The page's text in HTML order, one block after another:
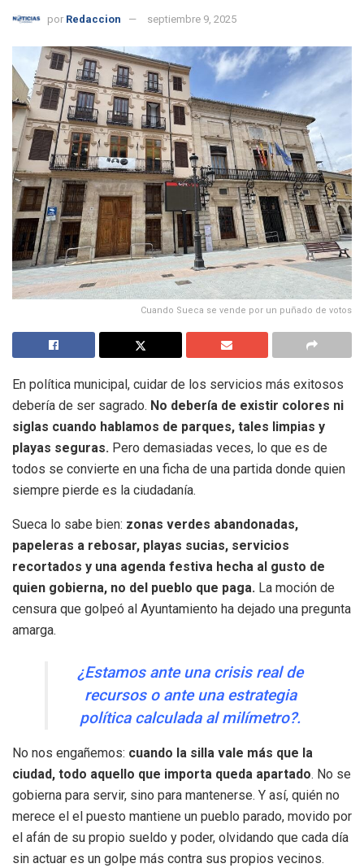
por Redaccion septiembre 9, 2025
Cuando Sueca se vende por un puñado de votos
En política municipal, cuidar de los servicios más exitosos
debería de ser sagrado. No debería de existir colores ni
siglas cuando hablamos de parques, tales limpias y
playas seguras. Pero demasiadas veces, lo que es de
todos se convierte en una ficha de una partida donde quien
siempre pierde es la ciudadanía.
Sueca lo sabe bien: zonas verdes abandonadas,
papeleras a rebosar, playas sucias, servicios
recortados y una agenda festiva hecha al gusto de
quien gobierna, no del pueblo que paga. La moción de
censura que golpeó al Ayuntamiento ha dejado una pregunta
amarga.
¿Estamos ante una crisis real de
recursos o ante una estrategia
política calculada al milímetro?.
No nos engañemos: cuando la silla vale más que la
ciudad, todo aquello que importa queda apartado. No se
gobierna para servir, sino para mantenerse. Y así, quién no
merece el el puesto mantiene un pueblo parado, movido por
el afán de su propio sueldo y poder, olvidando que cada día
sin actuar es un golpe más contra sus propios vecinos.